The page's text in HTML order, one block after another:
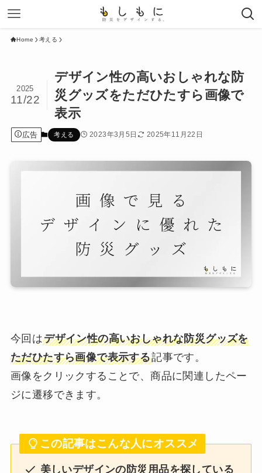
Home 考える
デザイン性の高いおしゃれな防
災グッズをただひたすら画像で
表示
2025
11/22
広告 考える 2023年3月5日 2025年11月22日
今回はデザイン性の高いおしゃれな防災グッズを
ただひたすら画像で表示する記事です。
画像をクリックすることで、商品に関連したペー
ジに遷移できます。
この記事はこんな人にオススメ
美しいデザインの防災用品を探している